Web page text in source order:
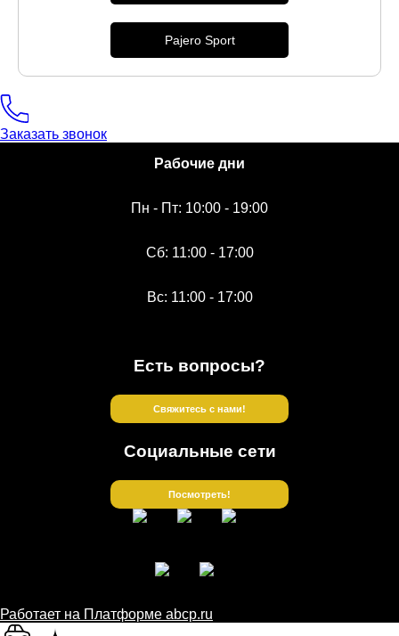
Pajero Sport
Заказать звонок
Рабочие дни
Пн - Пт: 10:00 - 19:00
Сб: 11:00 - 17:00
Вс: 11:00 - 17:00
Есть вопросы?
Свяжитесь с нами!
Социальные сети
Посмотреть!
Работает на Платформе abcp.ru